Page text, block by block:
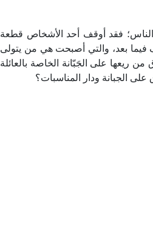
فقد أوقف أحد الأشخاص قطعة
فيما بعد، والتي أصبحت هي من يتولى
ريعها على الجَبّانة الخاصة بالعائلة
الجبانة ودار المناسبات؟